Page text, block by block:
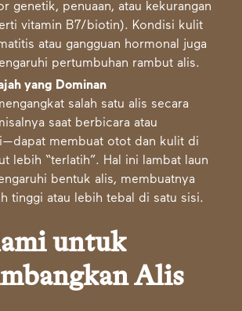
genetik, penuaan, atau kekurangan
vitamin B7/biotin). Kondisi kulit
atau gangguan hormonal juga
pertumbuhan rambut alis.
yang Dominan
salah satu alis secara
saat berbicara atau
membuat otot dan kulit di
lebih “terlatih”. Hal ini lambat laun
bentuk alis, membuatnya
tinggi atau lebih tebal di satu sisi.
untuk
Alis